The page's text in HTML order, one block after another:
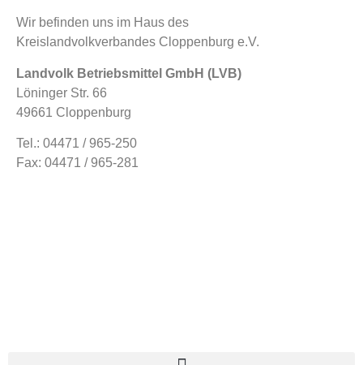
Wir befinden uns im Haus des
Kreislandvolkverbandes Cloppenburg e.V.
Landvolk Betriebsmittel GmbH (LVB)
Löninger Str. 66
49661 Cloppenburg
Tel.: 04471 / 965-250
Fax: 04471 / 965-281